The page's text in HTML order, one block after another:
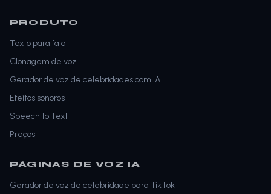
PRODUTO
Texto para fala
Clonagem de voz
Gerador de voz de celebridades com IA
Efeitos sonoros
Speech to Text
Preços
PÁGINAS DE VOZ IA
Gerador de voz de celebridade para TikTok